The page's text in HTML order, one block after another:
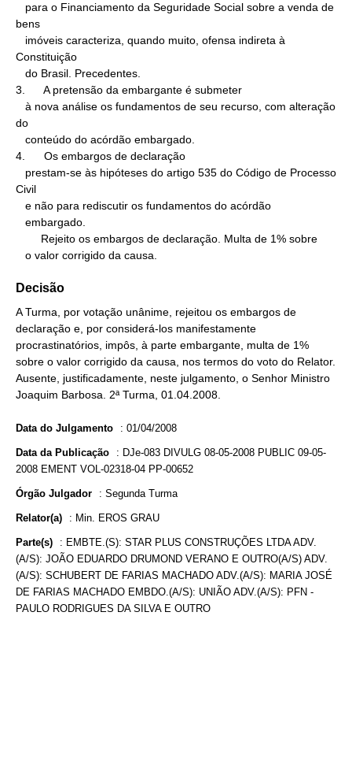
bens
Constituição
3.      A pretensão da embargante é submeter
do
4.      Os embargos de declaração
Civil
   o valor corrigido da causa.
Decisão
A Turma, por votação unânime, rejeitou os embargos de
declaração e, por considerá-los manifestamente
procrastinatórios, impôs, à parte embargante, multa de 1%
sobre o valor corrigido da causa, nos termos do voto do Relator.
Ausente, justificadamente, neste julgamento, o Senhor Ministro
Joaquim Barbosa. 2ª Turma, 01.04.2008.
Data do Julgamento : 01/04/2008
Data da Publicação : DJe-083 DIVULG 08-05-2008 PUBLIC 09-05-
2008 EMENT VOL-02318-04 PP-00652
Órgão Julgador : Segunda Turma
Relator(a) : Min. EROS GRAU
Parte(s) : EMBTE.(S): STAR PLUS CONSTRUÇÕES LTDA ADV.
(A/S): JOÃO EDUARDO DRUMOND VERANO E OUTRO(A/S) ADV.
(A/S): SCHUBERT DE FARIAS MACHADO ADV.(A/S): MARIA JOSÉ
DE FARIAS MACHADO EMBDO.(A/S): UNIÃO ADV.(A/S): PFN -
PAULO RODRIGUES DA SILVA E OUTRO